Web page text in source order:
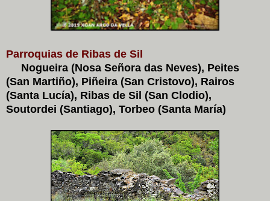
Parroquias de Ribas de Sil
Nogueira (Nosa Señora das Neves), Peites
(San Martiño), Piñeira (San Cristovo), Rairos
(Santa Lucía), Ribas de Sil (San Clodio),
Soutordei (Santiago), Torbeo (Santa María)